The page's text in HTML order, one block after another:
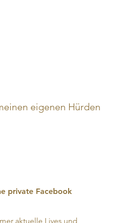
eigenen Hürden
private Facebook
aktuelle Lives und